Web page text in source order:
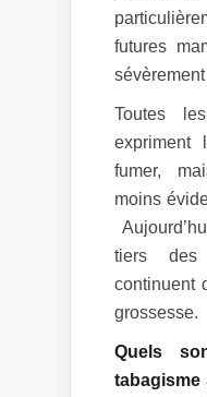
futures
Toutes
expriment
fumer,
moins
tiers des
continuent
grossesse.
Quels
tabagisme